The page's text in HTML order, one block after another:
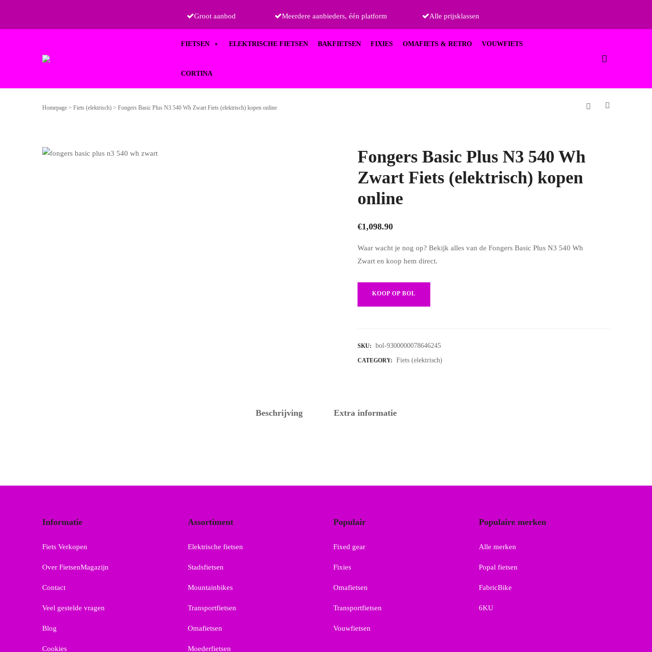
Groot aanbod Meerdere aanbieders, één platform Alle prijsklassen
Menu
FIETSEN ELEKTRISCHE FIETSEN BAKFIETSEN FIXIES OMAFIETS & RETRO VOUWFIETS
CORTINA
Homepage > Fiets (elektrisch) > Fongers Basic Plus N3 540 Wh Zwart Fiets (elektrisch) kopen online
Fongers Basic Plus N3 540 Wh
Zwart Fiets (elektrisch) kopen
online
€1,098.90
Waar wacht je nog op? Bekijk alles van de Fongers Basic Plus N3 540 Wh
Zwart en koop hem direct.
KOOP OP BOL
SKU: bol-9300000078646245
CATEGORY: Fiets (elektrisch)
Beschrijving Extra informatie
Informatie
Fiets Verkopen
Over FietsenMagazijn
Contact
Veel gestelde vragen
Blog
Cookies
Assortiment
Elektrische fietsen
Stadsfietsen
Mountainbikes
Transportfietsen
Omafietsen
Moederfietsen
Populair
Fixed gear
Fixies
Omafietsen
Transportfietsen
Vouwfietsen
Populaire merken
Alle merken
Popal fietsen
FabricBike
6KU